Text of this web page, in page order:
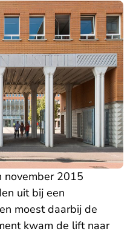
november 2015
uit bij een
moest daarbij de
kwam de lift naar